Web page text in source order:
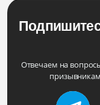
Отвечаем на